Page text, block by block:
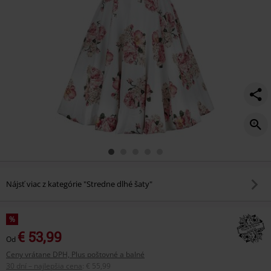
Nájsť viac z kategórie "Stredne dlhé šaty"
%
Od € 53,99
Ceny vrátane DPH, Plus poštovné a balné
30 dní – najlepšia cena
€ 55,99